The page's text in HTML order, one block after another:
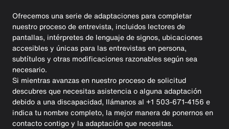
Ofrecemos una serie de adaptaciones para completar
nuestro proceso de entrevista, incluidos lectores de
pantallas, intérpretes de lenguaje de signos, ubicaciones
accesibles y únicas para las entrevistas en persona,
subtítulos y otras modificaciones razonables según sea
necesario.
Si mientras avanzas en nuestro proceso de solicitud
descubres que necesitas asistencia o alguna adaptación
debido a una discapacidad, llámanos al +1 503-671-4156 e
indica tu nombre completo, la mejor manera de ponernos en
contacto contigo y la adaptación que necesitas.